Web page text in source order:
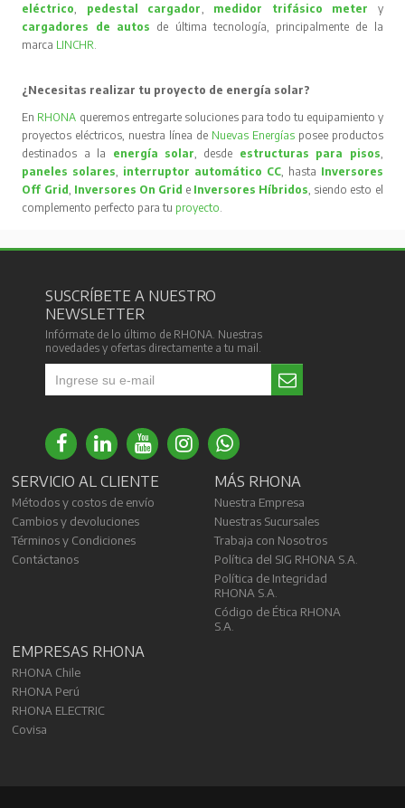
eléctrico
pedestal cargador medidor trifásico meter
y
cargadores de autos de última tecnología, principalmente de la
marca LINCHR
¿Necesitas realizar tu proyecto de energía solar?
En RHONA queremos entregarte soluciones para todo tu equipamiento y
proyectos eléctricos, nuestra línea de Nuevas Energíasposee productos
destinados a la energía solar , desde estructuras para pisos
paneles solares
interruptor automático CC, hasta Inversores
Off Grid Inversores On Grid e Inversores Híbridos , siendo esto el
complemento perfecto para tu proyecto
SUSCRÍBETE A NUESTRO
NEWSLETTER
Infórmate de lo último de RHONA. Nuestras
novedades y ofertas directamente a tu mail.
SERVICIO AL CLIENTE
Métodos y costos de envío
Cambios y devoluciones
Términos y Condiciones
Contáctanos
MÁS RHONA
Nuestra Empresa
Nuestras Sucursales
Trabaja con Nosotros
Política del SIG RHONA S.A.
Política de Integridad
RHONA S.A.
Código de Ética RHONA
S.A.
EMPRESAS RHONA
RHONA Chile
RHONA Perú
RHONA ELECTRIC
Covisa